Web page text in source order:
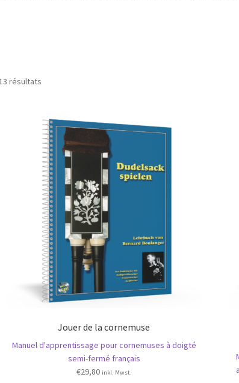
résultats
Jouer de la cornemuse
Manuel d'apprentissage pour cornemuses à doigté
semi-fermé français
€29,80 inkl. Mwst.